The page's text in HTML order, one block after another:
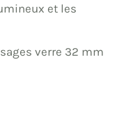
et les
verre 32 mm